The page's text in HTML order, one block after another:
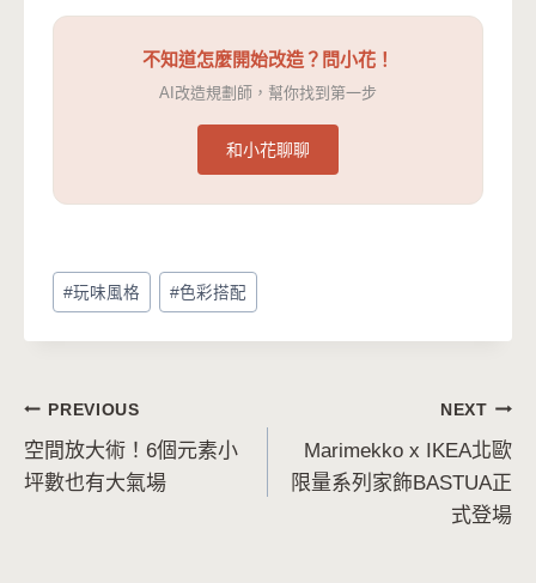
不知道怎麼開始改造？問小花！
AI改造規劃師，幫你找到第一步
和小花聊聊
Post
Tags:
#玩味風格 #色彩搭配
文
章
PREVIOUS
空間放大術！6個元素小
坪數也有大氣場
NEXT
Marimekko x IKEA北歐
限量系列家飾BASTUA正
式登場